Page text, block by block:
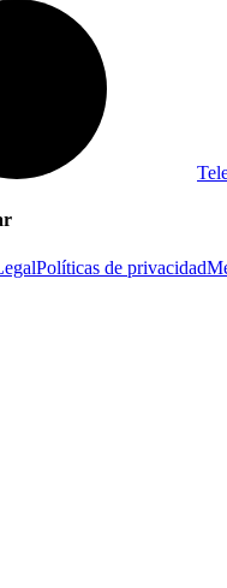
Políticas de privacidad